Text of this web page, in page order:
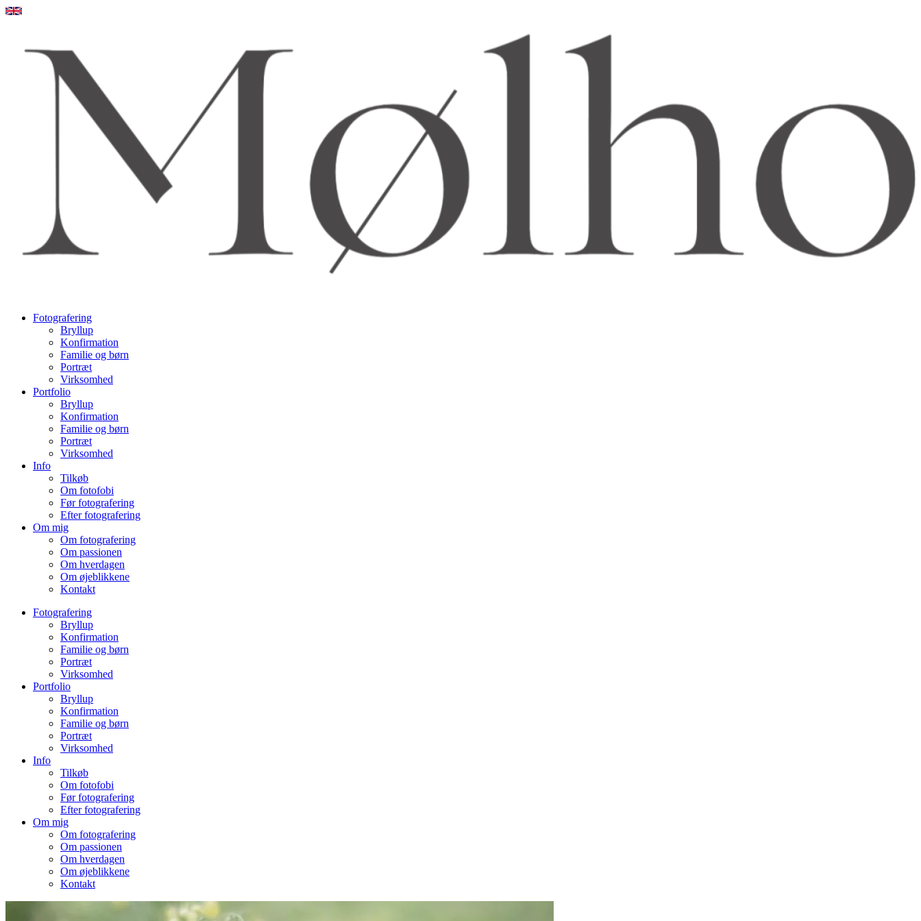
Videre
Fotografering
Bryllup
Konfirmation
Familie og børn
Portræt
Virksomhed
Portfolio
Bryllup
Konfirmation
Familie og børn
Portræt
Virksomhed
Info
Tilkøb
Om fotofobi
Før fotografering
Efter fotografering
Om mig
Om fotografering
Om passionen
Om hverdagen
Om øjeblikkene
Kontakt
Fotografering
Bryllup
Konfirmation
Familie og børn
Portræt
Virksomhed
Portfolio
Bryllup
Konfirmation
Familie og børn
Portræt
Virksomhed
Info
Tilkøb
Om fotofobi
Før fotografering
Efter fotografering
Om mig
Om fotografering
Om passionen
Om hverdagen
Om øjeblikkene
Kontakt